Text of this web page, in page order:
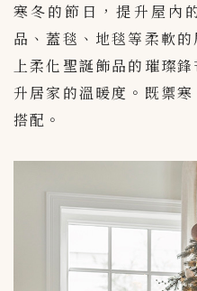
寒冬的節日，提升屋內
品、蓋毯、地毯等柔軟
上柔化聖誕飾品的璀璨
升居家的溫暖度。既禦
搭配。